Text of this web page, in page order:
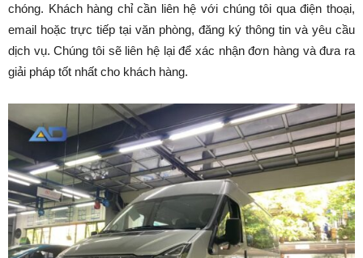
chóng. Khách hàng chỉ cần liên hệ với chúng tôi qua điện thoại,
email hoặc trực tiếp tại văn phòng, đăng ký thông tin và yêu cầu
dịch vụ. Chúng tôi sẽ liên hệ lại để xác nhận đơn hàng và đưa ra
giải pháp tốt nhất cho khách hàng.